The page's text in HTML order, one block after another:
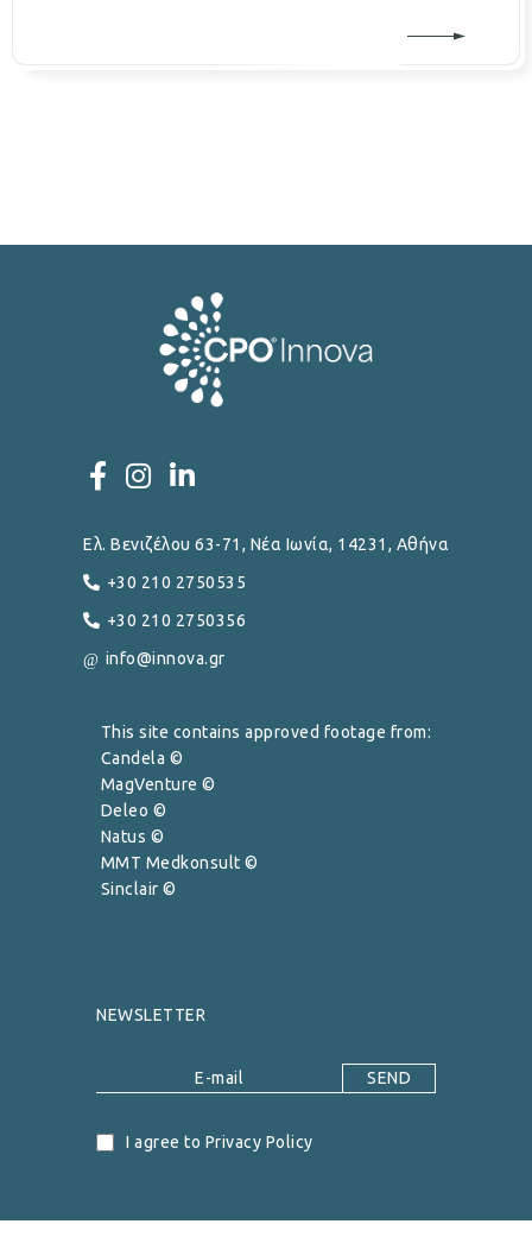
Ελ. Βενιζέλου 63-71, Νέα Ιωνία, 14231, Αθήνα
+30 210 2750535
+30 210 2750356
info@innova.gr
NEWSLETTER
I agree to Privacy Policy
This site contains approved footage from:
Candela ©
MagVenture ©
Deleo ©
Natus ©
MMT Medkonsult ©
Sinclair ©